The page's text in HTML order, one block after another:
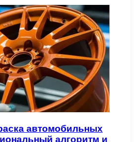
автомобильных
алгоритм и